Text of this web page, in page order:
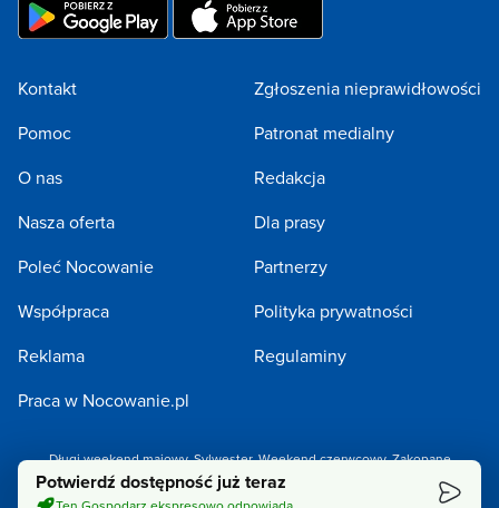
Potwierdź dostępność już teraz
Kontakt
Pomoc
O nas
Nasza oferta
Poleć Nocowanie
Współpraca
Reklama
Praca w Nocowanie.pl
Zgłoszenia nieprawidłowości
Patronat medialny
Redakcja
Dla prasy
Partnerzy
Polityka prywatności
Regulaminy
Długi weekend majowy,Sylwester,Weekend czerwcowy,Zakopane